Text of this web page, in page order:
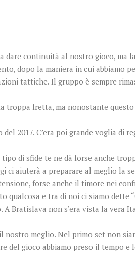
dare continuità al nostro gioco, ma
dopo la maniera in cui abbiamo
tattiche. Il gruppo è sempre
troppa fretta, ma nonostante
2017. C’era poi grande voglia di
di sfide te ne dà forse anche
ci aiuterà a preparare al meglio la
forse anche il timore nei
e tra di noi ci siamo dette
Bratislava non s’era vista la vera
meglio. Nel primo set non
del gioco abbiamo preso il tempo